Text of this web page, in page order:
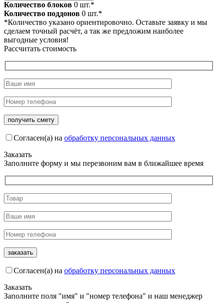
Количество блоков 0 шт.*
Количество поддонов 0 шт.*
*Количество указано ориентировочно. Оставьте заявку и мы
сделаем точный расчёт, а так же предложим наиболее
выгодные условия!
Рассчитать стоимость
Согласен(а) на обработку персональных данных
Заказать
Заполните форму и мы перезвоним вам в ближайшее время
Согласен(а) на обработку персональных данных
Заказать
Заполните поля "имя" и "номер телефона" и наш менеджер